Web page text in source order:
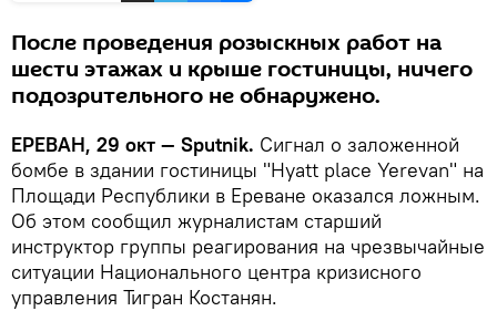
После проведения розыскных работ на
шести этажах и крыше гостиницы, ничего
подозрительного не обнаружено.
ЕРЕВАН, 29 окт — Sputnik. Сигнал о заложенной
бомбе в здании гостиницы "Hyatt place Yerevan" на
Площади Республики в Ереване оказался ложным.
Об этом сообщил журналистам старший
инструктор группы реагирования на чрезвычайные
ситуации Национального центра кризисного
управления Тигран Костанян.